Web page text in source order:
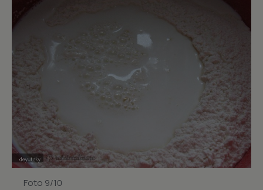
Foto 9/10